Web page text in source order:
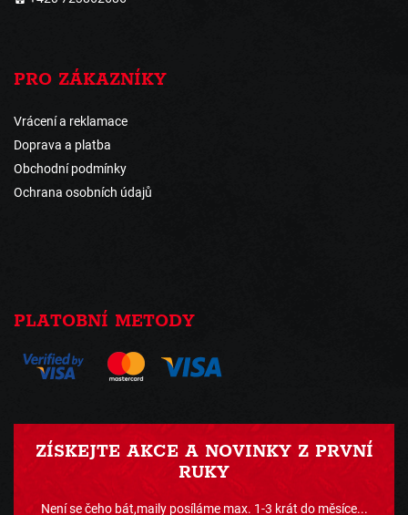
PRO ZÁKAZNÍKY
Vrácení a reklamace
Doprava a platba
Obchodní podmínky
Ochrana osobních údajů
PLATOBNÍ METODY
ZÍSKEJTE AKCE A NOVINKY Z PRVNÍ
RUKY
Není se čeho bát,maily posíláme max. 1-3 krát do měsíce...